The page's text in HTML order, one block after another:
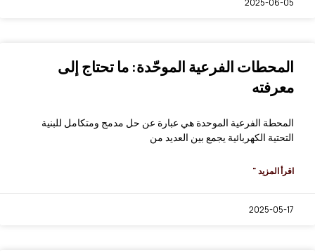
المحطات الفرعية الموحّدة: ما تحتاج إلى
معرفته
المحطة الفرعية الموحدة هي عبارة عن حل مدمج ومتكامل للبنية
التحتية الكهربائية يجمع بين العديد من
اقرأ المزيد "
2025-05-17